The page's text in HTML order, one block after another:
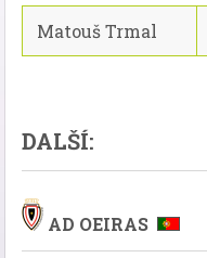
Matouš Trmal
DALŠÍ:
AD OEIRAS